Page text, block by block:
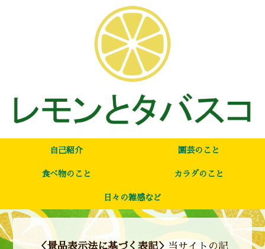
自己紹介 園芸のこと
食べ物のこと カラダのこと
日々の雑感など
＜景品表示法に基づく表記＞ 当サイトの記